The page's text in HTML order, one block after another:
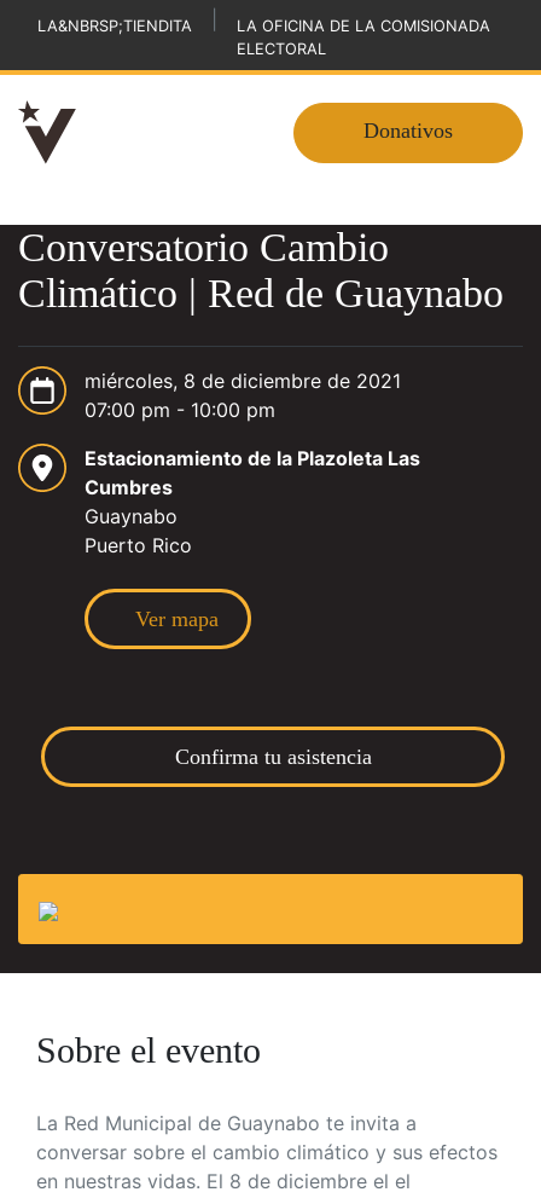
LA&NBRSP;TIENDITA
LA OFICINA DE LA COMISIONADA
ELECTORAL
Donativos
Conversatorio Cambio
Climático | Red de Guaynabo
miércoles, 8 de diciembre de 2021
07:00 pm - 10:00 pm
Estacionamiento de la Plazoleta Las
Cumbres
Guaynabo
Puerto Rico
Ver mapa
Confirma tu asistencia
Sobre el evento
La Red Municipal de Guaynabo te invita a
conversar sobre el cambio climático y sus efectos
en nuestras vidas. El 8 de diciembre el el